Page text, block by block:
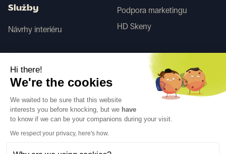
Služby
Návrhy interiéru
Podpora marketingu
HD Skeny
Hi there!
We're the cookies
We waited to be sure that this website
interests you before knocking, but we have
to know if we can be your companions during your visit.
We respect your privacy, here's how.